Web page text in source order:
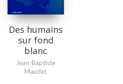
Des humains
sur fond
blanc
Jean-Baptiste
Maudet